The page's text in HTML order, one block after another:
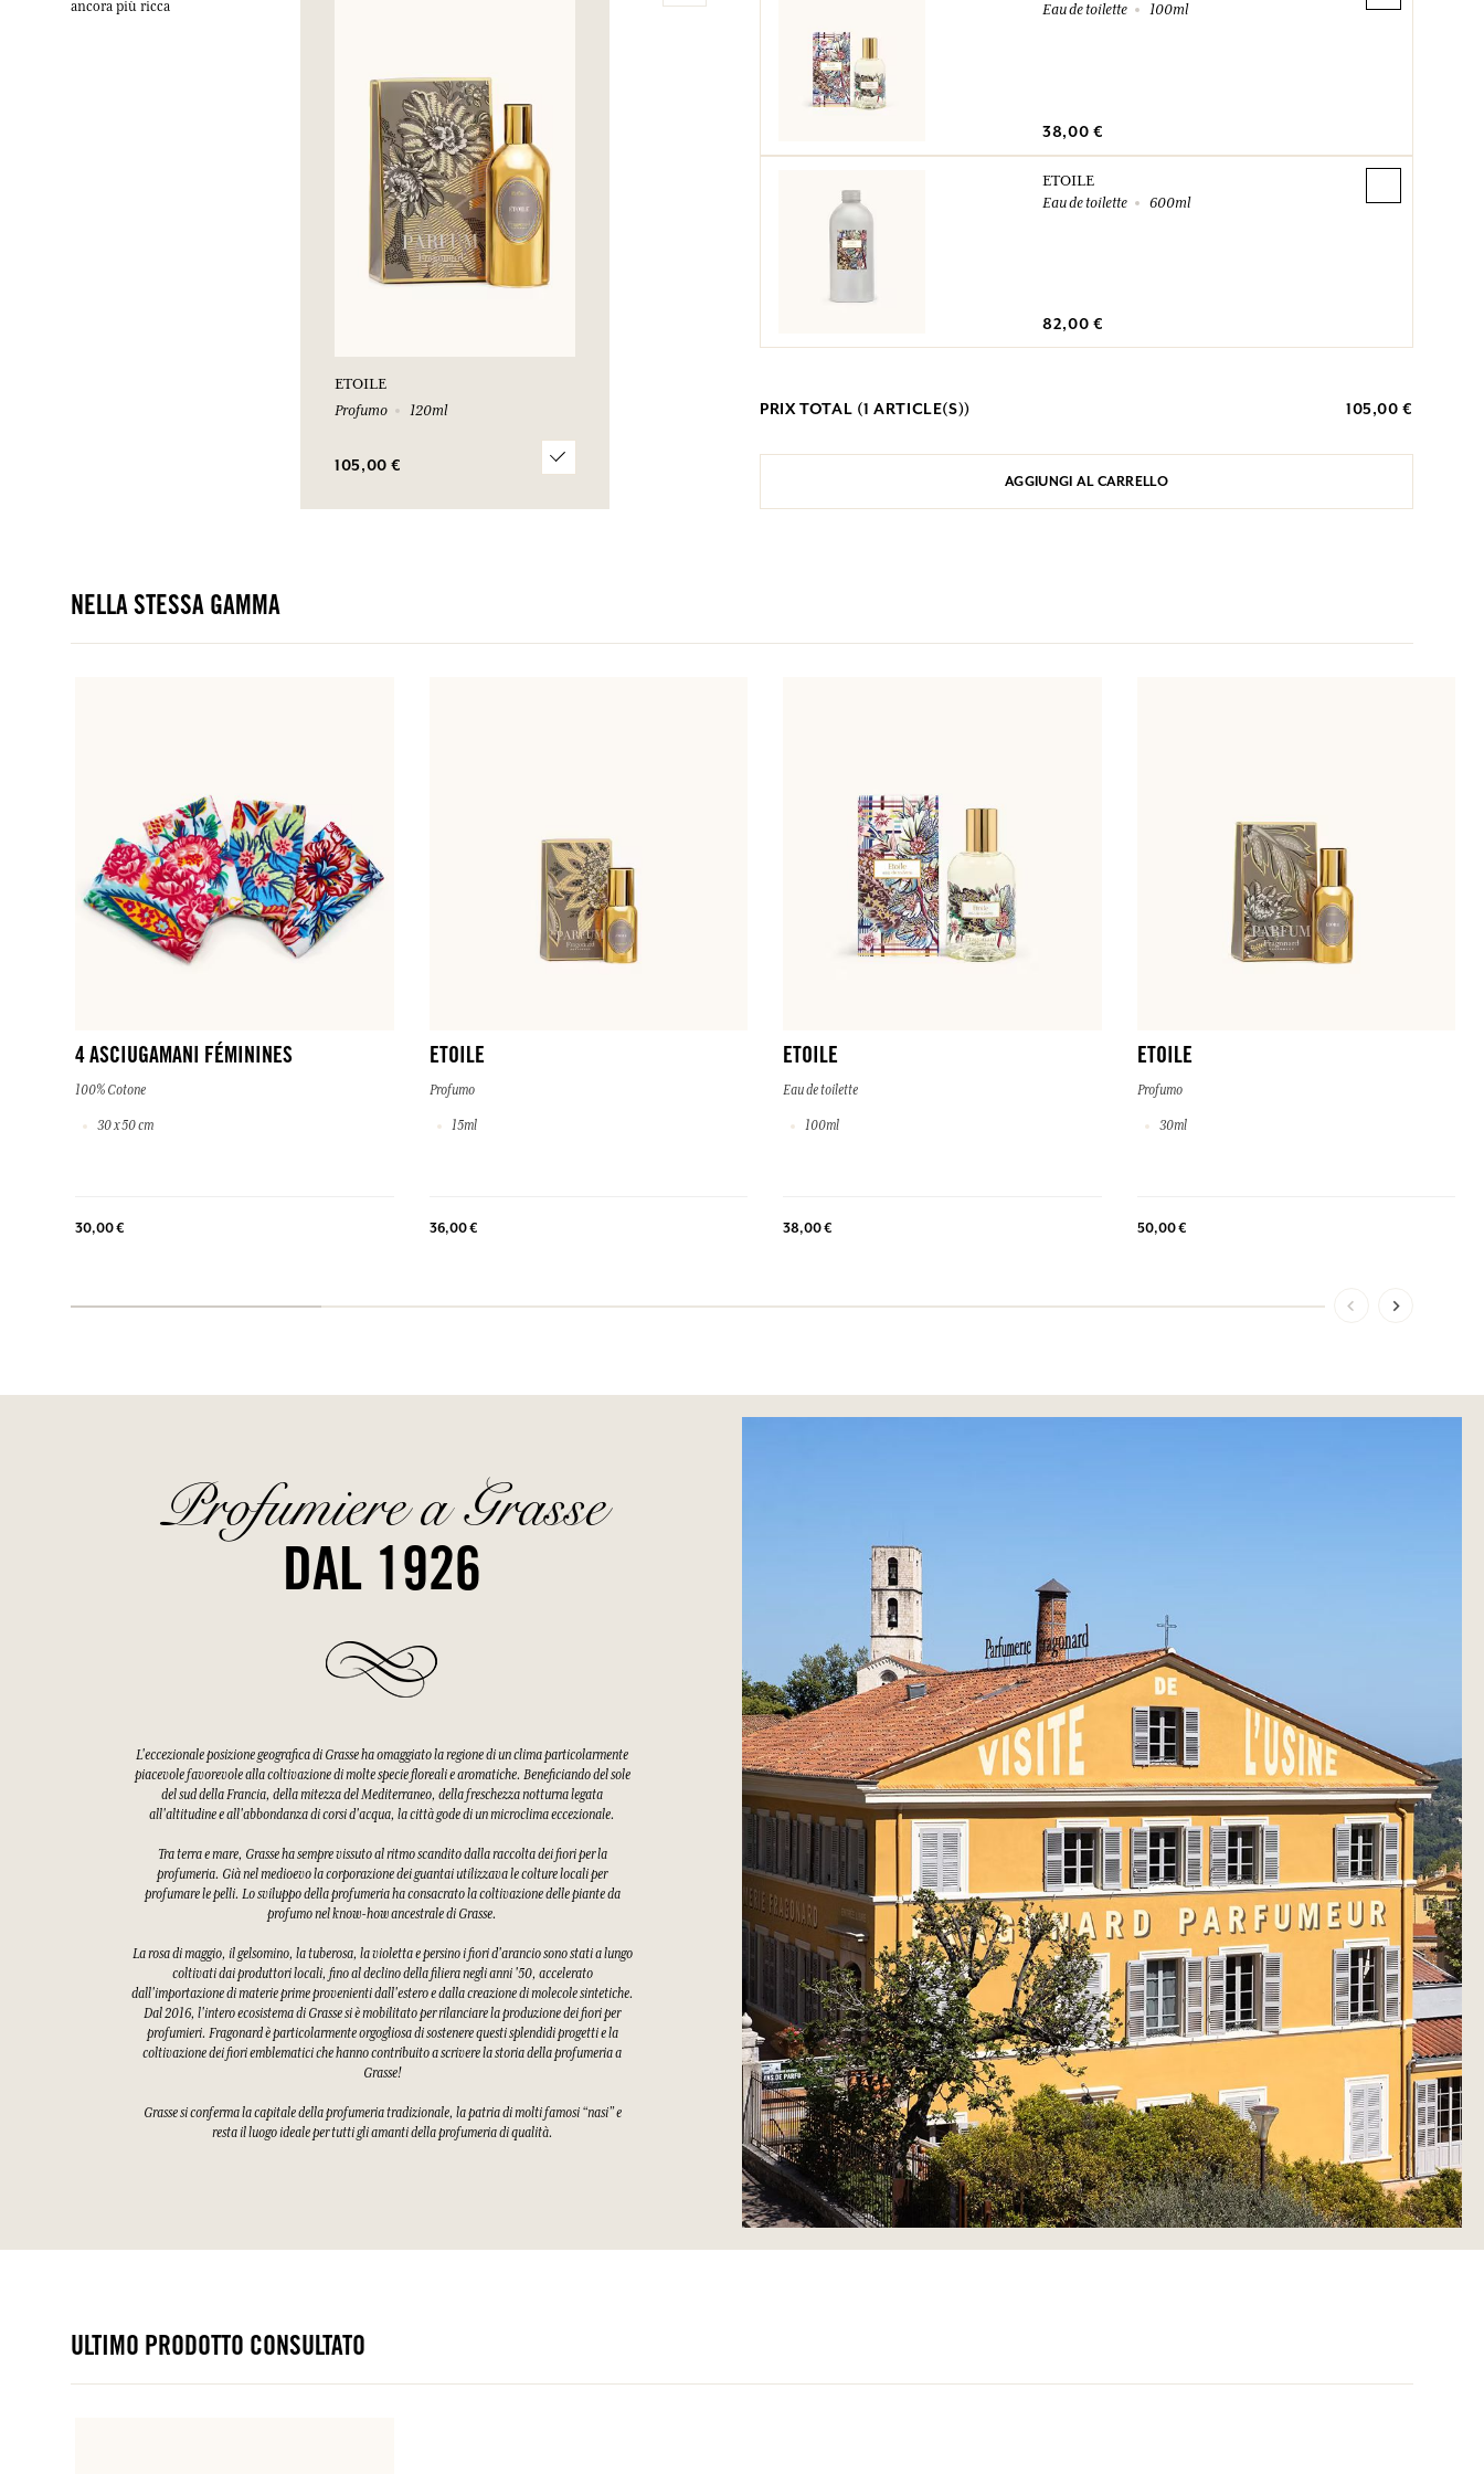
ancora più ricca
ETOILE
Profumo
120ml
105,00 €
Eau de toilette
100ml
38,00 €
ETOILE
Eau de toilette
600ml
82,00 €
PRIX TOTAL (1 ARTICLE(S)) 105,00 €
AGGIUNGI AL CARRELLO
NELLA STESSA GAMMA
4 ASCIUGAMANI FÉMININES
100% Cotone
30 x 50 cm
30,00 €
ETOILE
Profumo
15ml
36,00 €
ETOILE
Eau de toilette
100ml
38,00 €
ETOILE
Profumo
30ml
50,00 €
Profumiere a Grasse
DAL 1926
L'eccezionale posizione geografica di Grasse ha omaggiato la regione di un clima particolarmente
piacevole favorevole alla coltivazione di molte specie floreali e aromatiche. Beneficiando del sole
del sud della Francia, della mitezza del Mediterraneo, della freschezza notturna legata
all'altitudine e all'abbondanza di corsi d'acqua, la città gode di un microclima eccezionale.
Tra terra e mare, Grasse ha sempre vissuto al ritmo scandito dalla raccolta dei fiori per la
profumeria. Già nel medioevo la corporazione dei guantai utilizzava le colture locali per
profumare le pelli. Lo sviluppo della profumeria ha consacrato la coltivazione delle piante da
profumo nel know-how ancestrale di Grasse.
La rosa di maggio, il gelsomino, la tuberosa, la violetta e persino i fiori d'arancio sono stati a lungo
coltivati dai produttori locali, fino al declino della filiera negli anni '50, accelerato
dall'importazione di materie prime provenienti dall'estero e dalla creazione di molecole sintetiche.
Dal 2016, l'intero ecosistema di Grasse si è mobilitato per rilanciare la produzione dei fiori per
profumieri. Fragonard è particolarmente orgogliosa di sostenere questi splendidi progetti e la
coltivazione dei fiori emblematici che hanno contribuito a scrivere la storia della profumeria a
Grasse!
Grasse si conferma la capitale della profumeria tradizionale, la patria di molti famosi “nasi” e
resta il luogo ideale per tutti gli amanti della profumeria di qualità.
ULTIMO PRODOTTO CONSULTATO